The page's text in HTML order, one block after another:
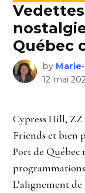
Québec
by
12 mai
Cypress Hill, ZZ
Friends et bien
Port de Québec
programmations
L’alignement